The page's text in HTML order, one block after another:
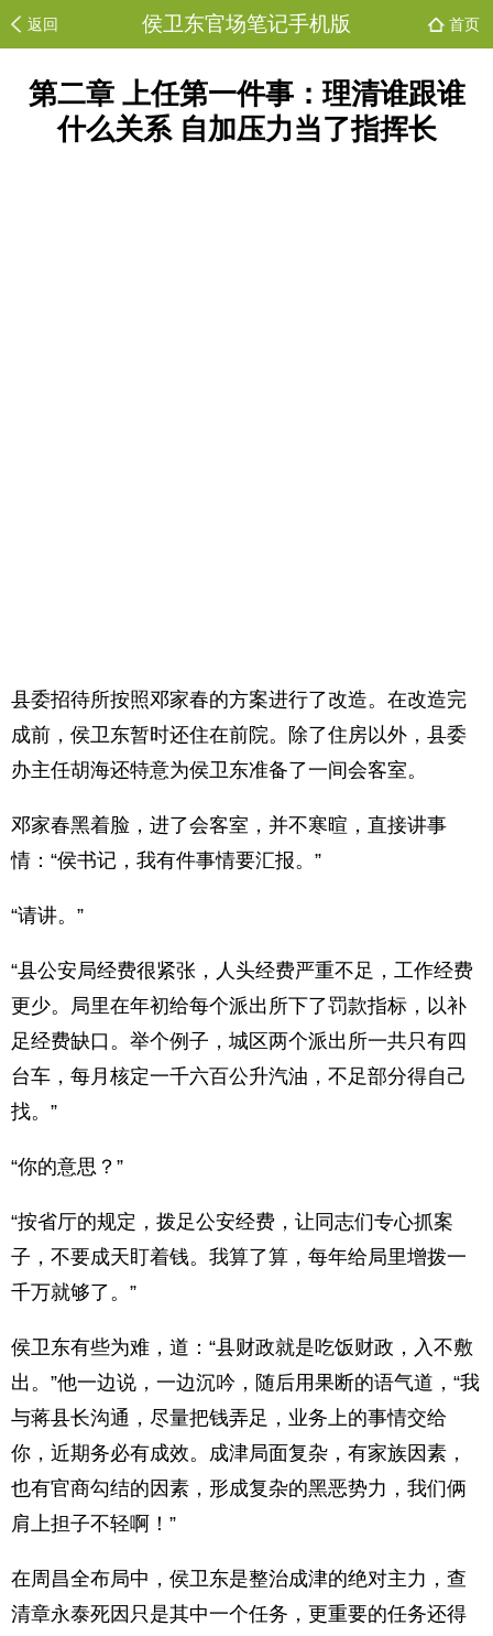
返回 侯卫东官场笔记手机版 首页
第二章 上任第一件事：理清谁跟谁
什么关系 自加压力当了指挥长
县委招待所按照邓家春的方案进行了改造。在改造完
成前，侯卫东暂时还住在前院。除了住房以外，县委
办主任胡海还特意为侯卫东准备了一间会客室。
邓家春黑着脸，进了会客室，并不寒暄，直接讲事
情：“侯书记，我有件事情要汇报。”
“请讲。”
“县公安局经费很紧张，人头经费严重不足，工作经费
更少。局里在年初给每个派出所下了罚款指标，以补
足经费缺口。举个例子，城区两个派出所一共只有四
台车，每月核定一千六百公升汽油，不足部分得自己
找。”
“你的意思？”
“按省厅的规定，拨足公安经费，让同志们专心抓案
子，不要成天盯着钱。我算了算，每年给局里增拨一
千万就够了。”
侯卫东有些为难，道：“县财政就是吃饭财政，入不敷
出。”他一边说，一边沉吟，随后用果断的语气道，“我
与蒋县长沟通，尽量把钱弄足，业务上的事情交给
你，近期务必有成效。成津局面复杂，有家族因素，
也有官商勾结的因素，形成复杂的黑恶势力，我们俩
肩上担子不轻啊！”
在周昌全布局中，侯卫东是整治成津的绝对主力，查
清章永泰死因只是其中一个任务，更重要的任务还得